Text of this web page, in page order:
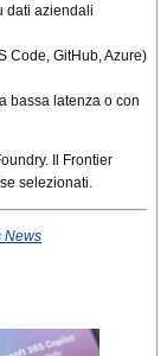
dati aziendali
Code, GitHub, Azure)
bassa latenza o con
Il Frontier
selezionati.
News